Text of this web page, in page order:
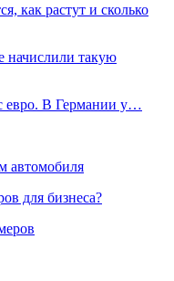
как растут и сколько
начислили такую
евро. В Германии у…
автомобиля
для бизнеса?